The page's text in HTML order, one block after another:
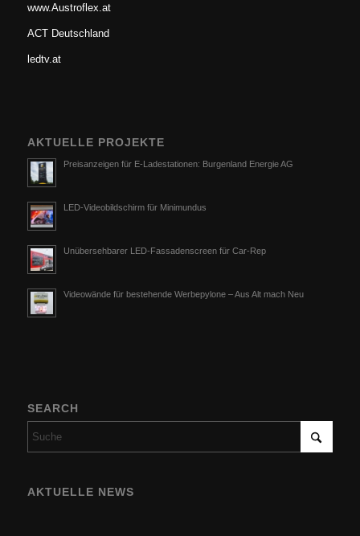
www.Austroflex.at
ACT Deutschland
ledtv.at
AKTUELLE PROJEKTE
Preisanzeigen für E-Ladestationen: Burgenland Energie AG
LED-Videobildschirm für Minimundus
Unübersehbarer LED-Fassadenscreen für Car-Rep
Videowände für bestehende Werbepylone – Aus Alt mach Neu
SEARCH
AKTUELLE NEWS